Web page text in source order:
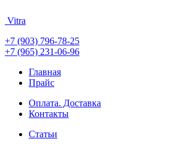
Vitra
+7 (903) 796-78-25
+7 (965) 231-06-96
Главная
Прайс
Оплата. Доставка
Контакты
Статьи